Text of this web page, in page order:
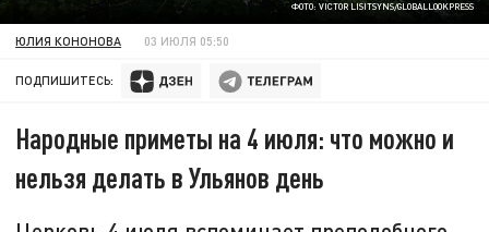
ФОТО: VICTOR LISITSYNS/GLOBALLOOKPRESS
ЮЛИЯ КОНОНОВА 03 ИЮЛЯ 05:50
ПОДПИШИТЕСЬ:
Народные приметы на 4 июля: что можно и
нельзя делать в Ульянов день